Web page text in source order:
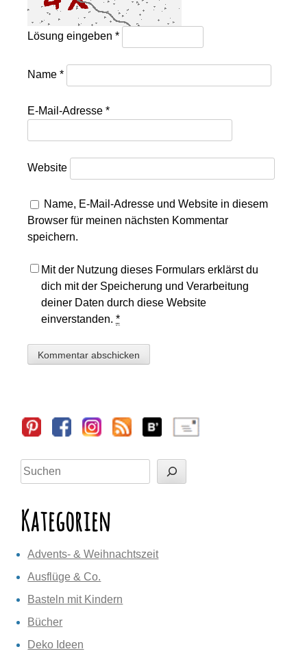
Lösung eingeben*
Name*
E-Mail-Adresse*
Website
Name, E-Mail-Adresse und Website in diesem
Browser für meinen nächsten Kommentar
speichern.
Mit der Nutzung dieses Formulars erklärst du
dich mit der Speicherung und Verarbeitung
deiner Daten durch diese Website
einverstanden.*
Sidebar
Suchen
Kategorien
Advents- & Weihnachtszeit
Ausflüge & Co.
Basteln mit Kindern
Bücher
Deko Ideen